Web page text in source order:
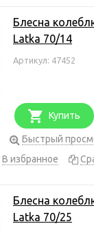
Блесна
Latka 70/14
Артикул: 47452
Купить
Быстрый
В избранное
Блесна
Latka 70/25